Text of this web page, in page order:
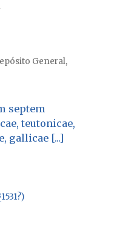
General,
septem
teutonicae,
gallicae [...]